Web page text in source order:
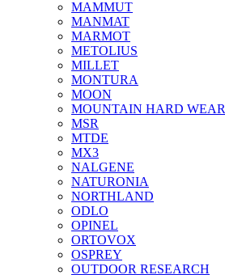
MAMMUT
MANMAT
MARMOT
METOLIUS
MILLET
MONTURA
MOON
MOUNTAIN HARD WEAR
MSR
MTDE
MX3
NALGENE
NATURONIA
NORTHLAND
ODLO
OPINEL
ORTOVOX
OSPREY
OUTDOOR RESEARCH